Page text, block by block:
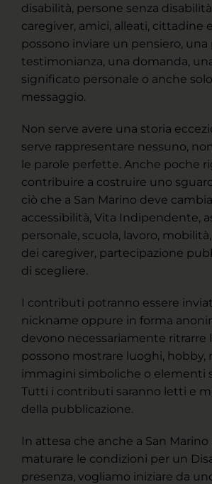
disabilità, persone senza
caregiver, amici, alleati, cittadine
possono inviare un pensiero, una
testimonianza, una domanda,
significato personale o anche
messaggio.
Non serve avere una storia
serve rappresentare nessuno,
le parole perfette. Anche poche
contribuire a costruire uno
ciò che a San Marino deve
accessibilità, Vita Indipendente,
personale, scuola, lavoro,
dei caregiver, partecipazione
di scegliere.
I contributi potranno essere
nickname oppure in forma
devono necessariamente ritrarre
possono mostrare luoghi, hobby,
immagini simboliche o elementi
Tutti i contributi saranno letti e
della pubblicazione.
In attesa che anche a San Marino
maturare le condizioni per un
presenza, vogliamo iniziare da